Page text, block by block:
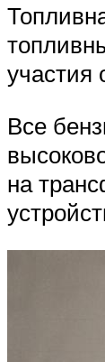
участия
Все
на